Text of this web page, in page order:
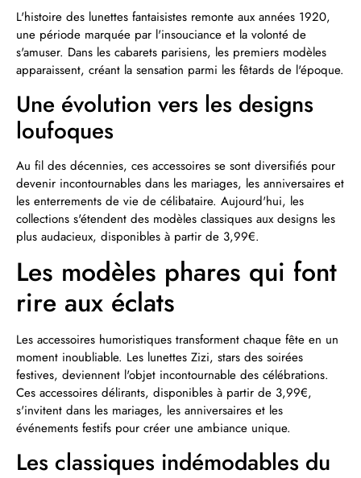
L'histoire des lunettes fantaisistes remonte aux années 1920,
une période marquée par l'insouciance et la volonté de
s'amuser. Dans les cabarets parisiens, les premiers modèles
apparaissent, créant la sensation parmi les fêtards de l'époque.
Une évolution vers les designs
loufoques
Au fil des décennies, ces accessoires se sont diversifiés pour
devenir incontournables dans les mariages, les anniversaires et
les enterrements de vie de célibataire. Aujourd'hui, les
collections s'étendent des modèles classiques aux designs les
plus audacieux, disponibles à partir de 3,99€.
Les modèles phares qui font
rire aux éclats
Les accessoires humoristiques transforment chaque fête en un
moment inoubliable. Les lunettes Zizi, stars des soirées
festives, deviennent l'objet incontournable des célébrations.
Ces accessoires délirants, disponibles à partir de 3,99€,
s'invitent dans les mariages, les anniversaires et les
événements festifs pour créer une ambiance unique.
Les classiques indémodables du